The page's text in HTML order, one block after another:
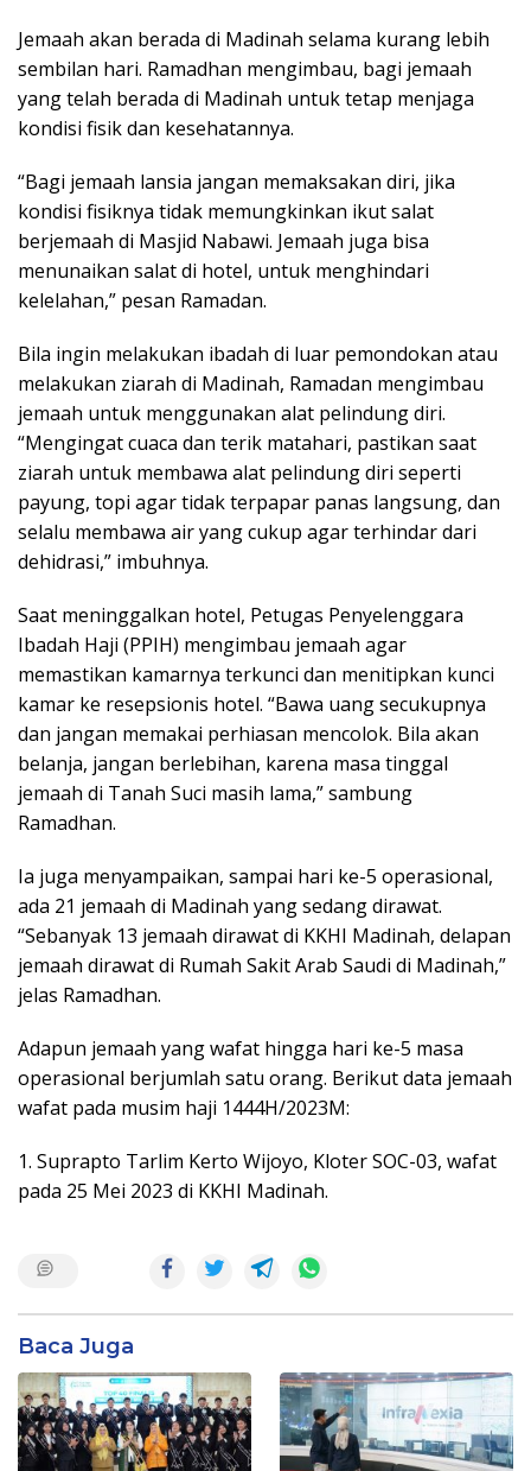
Jemaah akan berada di Madinah selama kurang lebih
sembilan hari. Ramadhan mengimbau, bagi jemaah
yang telah berada di Madinah untuk tetap menjaga
kondisi fisik dan kesehatannya.
“Bagi jemaah lansia jangan memaksakan diri, jika
kondisi fisiknya tidak memungkinkan ikut salat
berjemaah di Masjid Nabawi. Jemaah juga bisa
menunaikan salat di hotel, untuk menghindari
kelelahan,” pesan Ramadan.
Bila ingin melakukan ibadah di luar pemondokan atau
melakukan ziarah di Madinah, Ramadan mengimbau
jemaah untuk menggunakan alat pelindung diri.
“Mengingat cuaca dan terik matahari, pastikan saat
ziarah untuk membawa alat pelindung diri seperti
payung, topi agar tidak terpapar panas langsung, dan
selalu membawa air yang cukup agar terhindar dari
dehidrasi,” imbuhnya.
Saat meninggalkan hotel, Petugas Penyelenggara
Ibadah Haji (PPIH) mengimbau jemaah agar
memastikan kamarnya terkunci dan menitipkan kunci
kamar ke resepsionis hotel. “Bawa uang secukupnya
dan jangan memakai perhiasan mencolok. Bila akan
belanja, jangan berlebihan, karena masa tinggal
jemaah di Tanah Suci masih lama,” sambung
Ramadhan.
Ia juga menyampaikan, sampai hari ke-5 operasional,
ada 21 jemaah di Madinah yang sedang dirawat.
“Sebanyak 13 jemaah dirawat di KKHI Madinah, delapan
jemaah dirawat di Rumah Sakit Arab Saudi di Madinah,”
jelas Ramadhan.
Adapun jemaah yang wafat hingga hari ke-5 masa
operasional berjumlah satu orang. Berikut data jemaah
wafat pada musim haji 1444H/2023M:
1. Suprapto Tarlim Kerto Wijoyo, Kloter SOC-03, wafat
pada 25 Mei 2023 di KKHI Madinah.
Baca Juga